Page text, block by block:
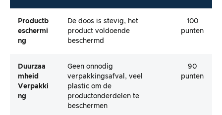
Productb
Eschermi
Ng
De doos is stevig, het
product voldoende
beschermd
100
punten
Duurzaa
Mheid
Verpakki
Ng
Geen onnodig
verpakkingsafval, veel
plastic om de
productonderdelen te
beschermen
90
punten